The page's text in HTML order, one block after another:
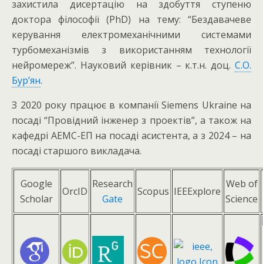
захистила дисертацію на здобуття ступеню
доктора філософії (PhD) на тему: “Бездавачеве
керування електромеханічними системами
турбомеханізмів з використанням технології
нейромереж”. Науковий керівник – к.т.н. доц. С.О.
Бур’ян.
З 2020 року працює в компанії Siemens Ukraine на
посаді “Провідний інженер з проектів”, а також на
кафедрі АЕМС-ЕП на посаді асистента, а з 2024 – на
посаді старшого викладача.
Google
Scholar
OrcID
Research
Gate
Scopus IEEExplore
Web of
Science